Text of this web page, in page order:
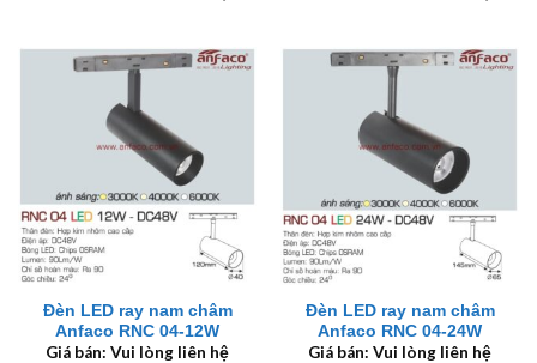
Đèn LED ray nam châm
Anfaco RNC 04-12W
Giá bán: Vui lòng liên hệ
Đèn LED ray nam châm
Anfaco RNC 04-24W
Giá bán: Vui lòng liên hệ